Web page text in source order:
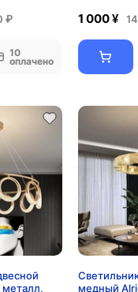
₽
10
оплачено
1 000 ¥
металл,
медный